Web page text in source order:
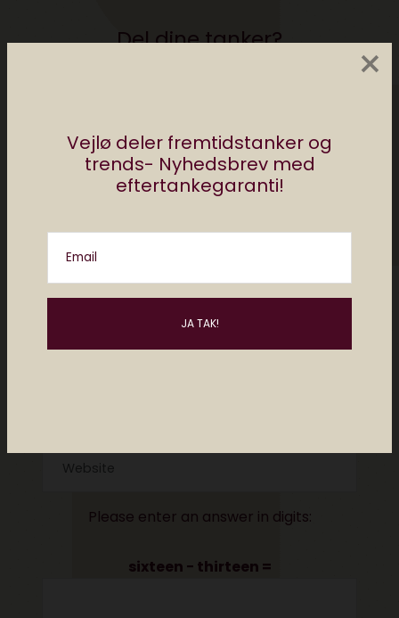
Vejlø deler fremtidstanker og
trends- Nyhedsbrev med
eftertankegaranti!
Email
×
Del dine tanker?
Please enter an answer in digits:
sixteen − thirteen =